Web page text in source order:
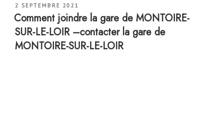
PUBLIÉ
LE
2 SEPTEMBRE 2021
Comment joindre la gare de MONTOIRE-
SUR-LE-LOIR –contacter la gare de
MONTOIRE-SUR-LE-LOIR